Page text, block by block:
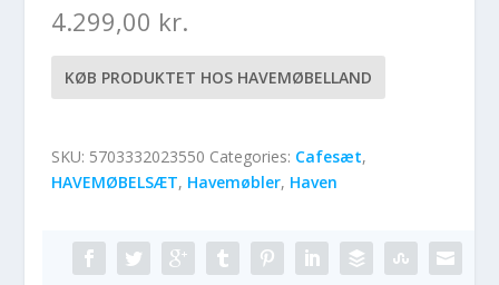
4.299,00 kr.
KØB PRODUKTET HOS HAVEMØBELLAND
SKU: 5703332023550 Categories: Cafesæt,
HAVEMØBELSÆT, Havemøbler, Haven